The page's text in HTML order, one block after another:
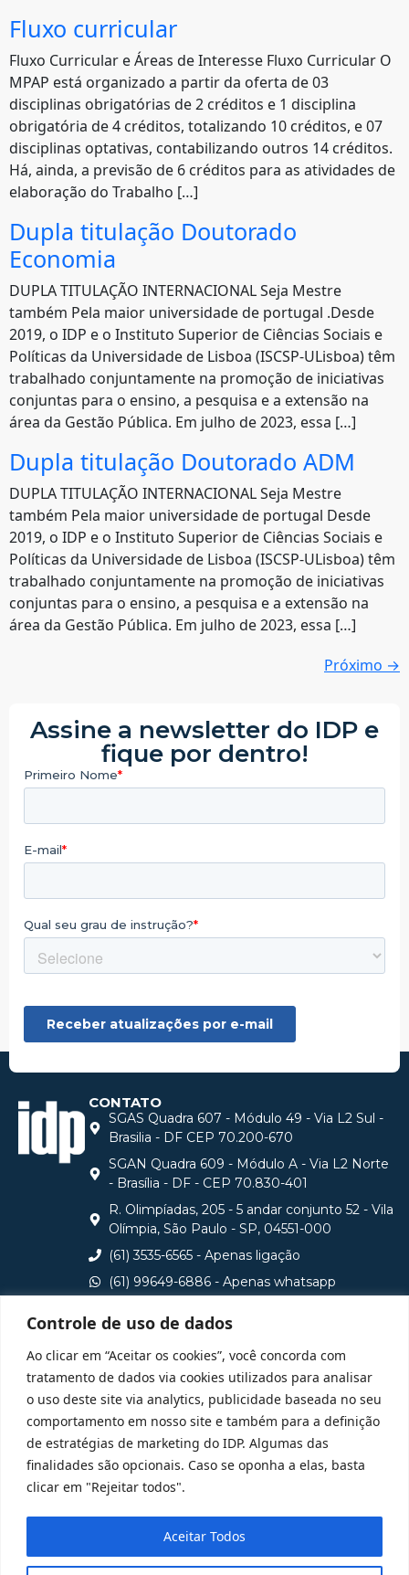
Controle de uso de dados
Ao clicar em “Aceitar os cookies”, você concorda com
tratamento de dados via cookies utilizados para analisar
o uso deste site via analytics, publicidade baseada no seu
comportamento em nosso site e também para a definição
de estratégias de marketing do IDP. Algumas das
finalidades são opcionais. Caso se oponha a elas, basta
clicar em "Rejeitar todos".
Aceitar Todos
Fluxo curricular
Fluxo Curricular e Áreas de Interesse Fluxo Curricular O
MPAP está organizado a partir da oferta de 03
disciplinas obrigatórias de 2 créditos e 1 disciplina
obrigatória de 4 créditos, totalizando 10 créditos, e 07
disciplinas optativas, contabilizando outros 14 créditos.
Há, ainda, a previsão de 6 créditos para as atividades de
elaboração do Trabalho […]
Dupla titulação Doutorado
Economia
DUPLA TITULAÇÃO INTERNACIONAL Seja Mestre
também Pela maior universidade de portugal .Desde
2019, o IDP e o Instituto Superior de Ciências Sociais e
Políticas da Universidade de Lisboa (ISCSP-ULisboa) têm
trabalhado conjuntamente na promoção de iniciativas
conjuntas para o ensino, a pesquisa e a extensão na
área da Gestão Pública. Em julho de 2023, essa […]
Dupla titulação Doutorado ADM
DUPLA TITULAÇÃO INTERNACIONAL Seja Mestre
também Pela maior universidade de portugal Desde
2019, o IDP e o Instituto Superior de Ciências Sociais e
Políticas da Universidade de Lisboa (ISCSP-ULisboa) têm
trabalhado conjuntamente na promoção de iniciativas
conjuntas para o ensino, a pesquisa e a extensão na
área da Gestão Pública. Em julho de 2023, essa […]
Próximo →
Assine a newsletter do IDP e
fique por dentro!
CONTATO
SGAS Quadra 607 - Módulo 49 - Via L2 Sul -
Brasilia - DF CEP 70.200-670
SGAN Quadra 609 - Módulo A - Via L2 Norte
- Brasília - DF - CEP 70.830-401
R. Olimpíadas, 205 - 5 andar conjunto 52 - Vila
Olímpia, São Paulo - SP, 04551-000
(61) 3535-6565 - Apenas ligação
(61) 99649-6886 - Apenas whatsapp
Consulte aqui o cadastro da Instituição no Sistema e-
MEC